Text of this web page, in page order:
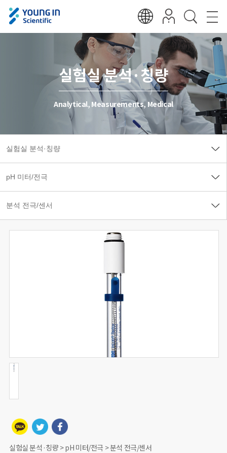
실험실 분석·칭량
Analytical, Measurements, Medical
실험실 분석·칭량 > pH 미터/전극 > 분석 전극/센서